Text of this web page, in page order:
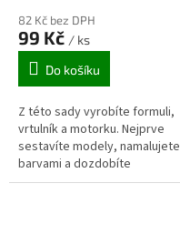
82 Kč bez DPH
99 Kč / ks
Do košíku
Z této sady vyrobíte formuli,
vrtulník a motorku. Nejprve
sestavíte modely, namalujete
barvami a dozdobíte
vytlačovacími obtisky.